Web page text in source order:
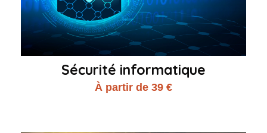
Sécurité informatique
À partir de 39 €